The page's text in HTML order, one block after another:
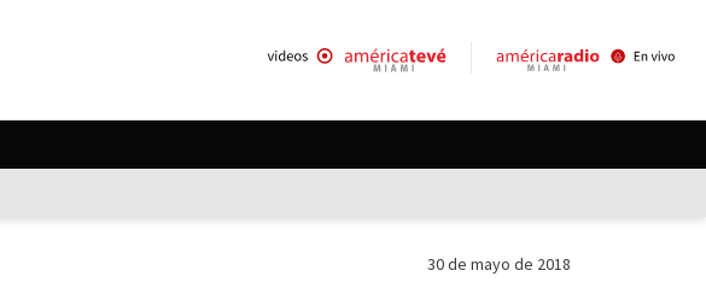
30 de mayo de 2018